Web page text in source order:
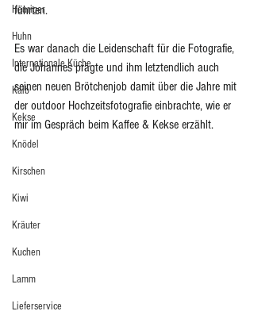
Heuriger
Huhn
Internationale Küche
Kalb
Kekse
Knödel
Kirschen
Kiwi
Kräuter
Kuchen
Lamm
Lieferservice
führten.
Es war danach die Leidenschaft für die Fotografie,
die Johannes prägte und ihm letztendlich auch
seinen neuen Brötchenjob damit über die Jahre mit
der outdoor Hochzeitsfotografie einbrachte, wie er
mir im Gespräch beim Kaffee & Kekse erzählt.